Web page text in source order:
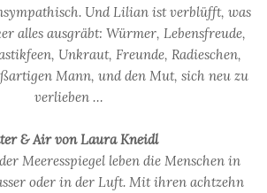
Und Lilian ist verblüfft, was
alles ausgräbt: Würmer, Lebensfreude,
Unkraut, Freunde, Radieschen,
Mann, und den Mut, sich neu zu
verlieben …
& Air von Laura Kneidl
Meeresspiegel leben die Menschen in
oder in der Luft. Mit ihren achtzehn